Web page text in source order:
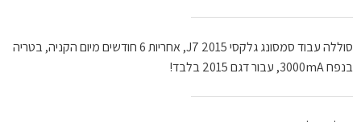
סוללה עבוד סמסונג גלקסי J7 2015, אחריות 6 חודשים מיום הקניה, בטריה
בנפח 3000mA, עבור דגם 2015 בלבד!